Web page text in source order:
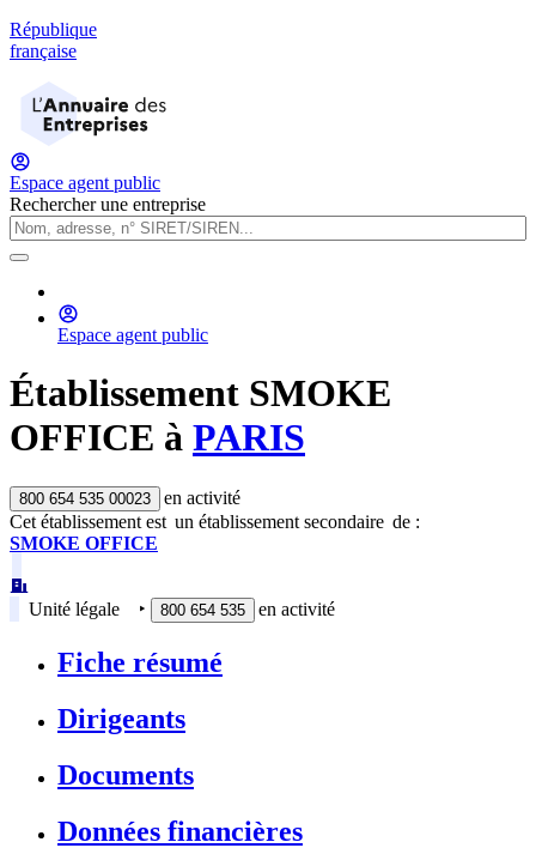
République
française
Espace agent public
Rechercher une entreprise
Espace agent public
Établissement SMOKE
OFFICE à PARIS
800 654 535 00023
en activité
Cet établissement est un établissement secondaire de :
SMOKE OFFICE
Unité légale ‣ 800 654 535 en activité
Fiche résumé
Dirigeants
Documents
Données financières